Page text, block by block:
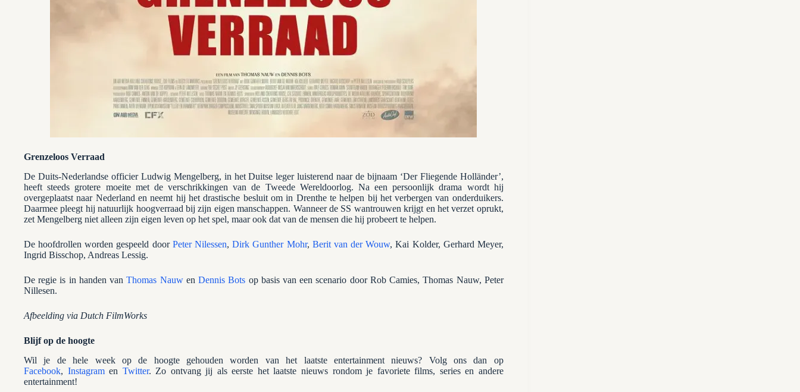
Grenzeloos Verraad
De Duits-Nederlandse officier Ludwig Mengelberg, in het Duitse leger luisterend naar de bijnaam ‘Der Fliegende Holländer’,
heeft steeds grotere moeite met de verschrikkingen van de Tweede Wereldoorlog. Na een persoonlijk drama wordt hij
overgeplaatst naar Nederland en neemt hij het drastische besluit om in Drenthe te helpen bij het verbergen van onderduikers.
Daarmee pleegt hij natuurlijk hoogverraad bij zijn eigen manschappen. Wanneer de SS wantrouwen krijgt en het verzet oprukt,
zet Mengelberg niet alleen zijn eigen leven op het spel, maar ook dat van de mensen die hij probeert te helpen.
De hoofdrollen worden gespeeld door Peter Nilessen,Dirk Gunther Mohr, Berit van der Wouw, Kai Kolder, Gerhard Meyer,
Ingrid Bisschop, Andreas Lessig.
De regie is in handen vanThomas NauwenDennis Bots op basis van een scenario door Rob Camies, Thomas Nauw, Peter
Nillesen.
Afbeelding via Dutch FilmWorks
Blijf op de hoogte
Wil je de hele week op de hoogte gehouden worden van het laatste entertainment nieuws? Volg ons dan op
Facebook, Instagramen Twitter. Zo ontvang jij als eerste het laatste nieuws rondom je favoriete films, series en andere
entertainment!